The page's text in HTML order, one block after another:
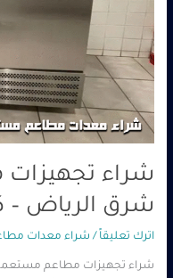
شراء
شرق الرياض – كاش
اترك تعليقاً / شراء معدات
شراء تجهيزات مطاعم